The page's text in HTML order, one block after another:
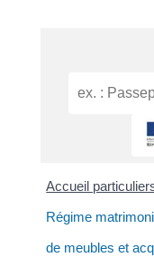
Accueil
Régime
de meubles et